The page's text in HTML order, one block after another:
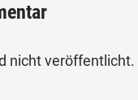
nicht veröffentlicht.